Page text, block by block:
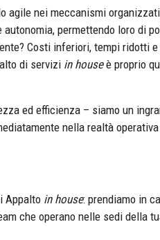
agile nei meccanismi
permettendo loro di
Costi inferiori, tempi ridotti
di servizi in houseè proprio
ed efficienza – siamo un
nella realtà
Appalto in house: prendiamo in
che operano nelle sedi della